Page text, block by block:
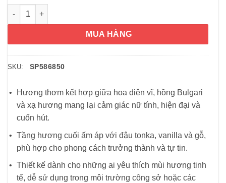
Nước hoa nữ Narciso Rodriguez Rouge Eau De Parfum 90ml
MUA HÀNG
SKU: SP586850
Hương thơm kết hợp giữa hoa diên vĩ, hồng Bulgari
và xạ hương mang lại cảm giác nữ tính, hiện đại và
cuốn hút.
Tầng hương cuối ấm áp với đậu tonka, vanilla và gỗ,
phù hợp cho phong cách trưởng thành và tự tin.
Thiết kế dành cho những ai yêu thích mùi hương tinh
tế, dễ sử dụng trong môi trường công sở hoặc các